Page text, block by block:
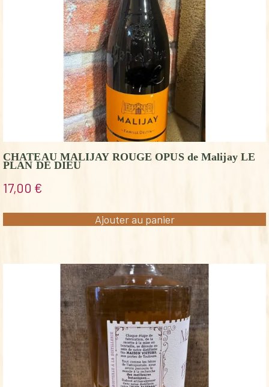
CHATEAU MALIJAY ROUGE OPUS de Malijay LE
PLAN DE DIEU
17,00 €
Ajouter au panier